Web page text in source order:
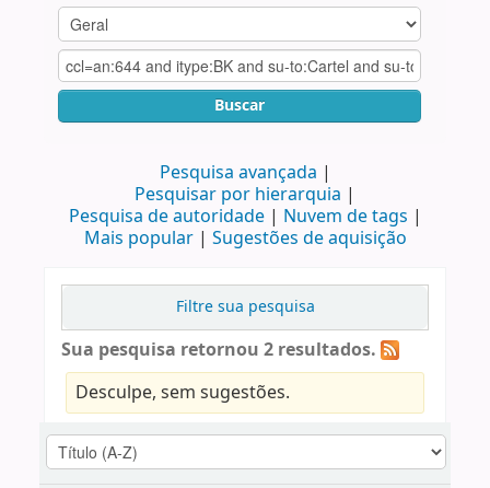
Buscar
Pesquisa avançada
Pesquisar por hierarquia
Pesquisa de autoridade
Nuvem de tags
Mais popular
Sugestões de aquisição
Filtre sua pesquisa
Sua pesquisa retornou 2 resultados.
Desculpe, sem sugestões.